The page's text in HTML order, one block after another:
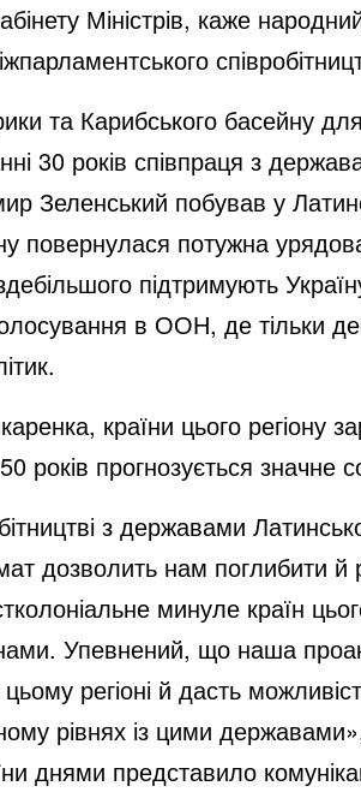
Міністрів, каже
та Карибського басейну
30 років співпраця з
Зеленський побував у
повернулася потужна
підтримують
в ООН, де тільки
країни цього регіону
років прогнозується значне
з державами
дозволить нам поглибити й
минуле країн
Упевнений, що наша
регіоні й дасть
рівнях із цими
днями представило